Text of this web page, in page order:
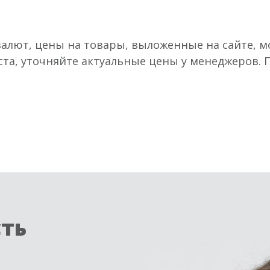
цены на товары, выложенные на сайте,
уточняйте актуальные цены у